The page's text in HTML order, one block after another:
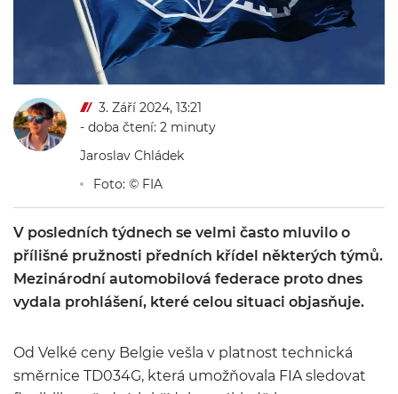
3. Září 2024, 13:21
- doba čtení: 2 minuty
Jaroslav Chládek
Foto: © FIA
V posledních týdnech se velmi často mluvilo o
přílišné pružnosti předních křídel některých týmů.
Mezinárodní automobilová federace proto dnes
vydala prohlášení, které celou situaci objasňuje.
Od Velké ceny Belgie vešla v platnost technická
směrnice TD034G, která umožňovala FIA sledovat